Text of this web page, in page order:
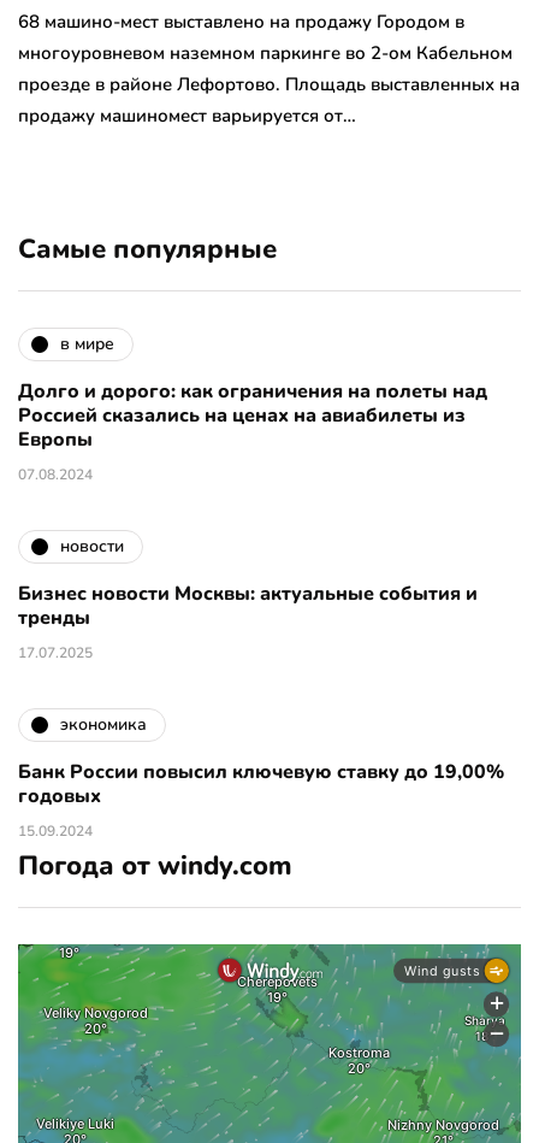
68 машино-мест выставлено на продажу Городом в
многоуровневом наземном паркинге во 2-ом Кабельном
проезде в районе Лефортово. Площадь выставленных на
продажу машиномест варьируется от…
Самые популярные
в мире
Долго и дорого: как ограничения на полеты над
Россией сказались на ценах на авиабилеты из
Европы
07.08.2024
новости
Бизнес новости Москвы: актуальные события и
тренды
17.07.2025
экономика
Банк России повысил ключевую ставку до 19,00%
годовых
15.09.2024
Погода от windy.com